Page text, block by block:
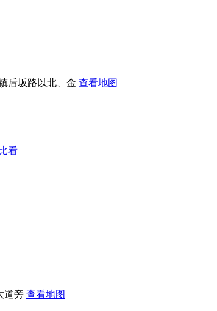
后坂路以北、金 查看地图
看
道旁 查看地图